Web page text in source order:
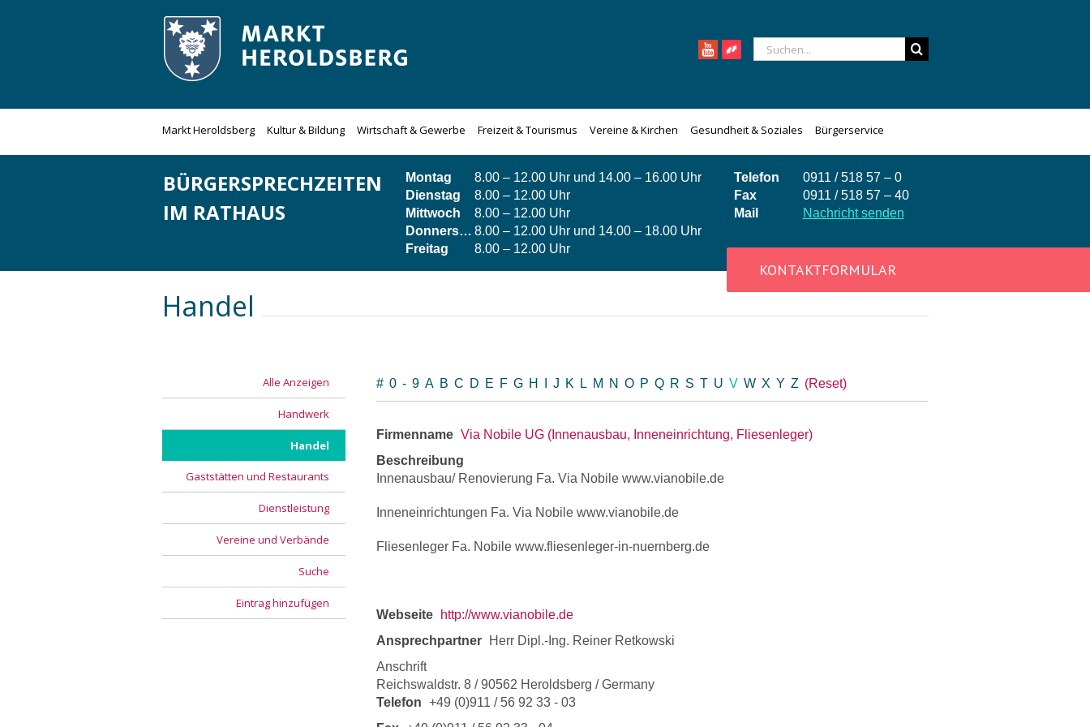
Suche
nach:
Markt Heroldsberg Kultur & Bildung Wirtschaft & Gewerbe Freizeit & Tourismus Vereine & Kirchen Gesundheit & Soziales Bürgerservice
BÜRGERSPRECHZEITEN
IM RATHAUS
Montag
8.00 – 12.00 Uhr und 14.00 – 16.00 Uhr
Dienstag
8.00 – 12.00 Uhr
Mittwoch
8.00 – 12.00 Uhr
Donnerstag 8.00 – 12.00 Uhr und 14.00 – 18.00 Uhr
Freitag
8.00 – 12.00 Uhr
Telefon
0911 / 518 57 – 0
Fax
0911 / 518 57 – 40
Mail
Nachricht senden
KONTAKTFORMULAR
Handel
Alle Anzeigen
Handwerk
Handel
Gaststätten und Restaurants
Dienstleistung
Vereine und Verbände
Suche
Eintrag hinzufügen
#0-9A BC D E FG H IJ K L M NO PQ R ST UVW XYZ (Reset)
Firmenname Via Nobile UG (Innenausbau, Inneneinrichtung, Fliesenleger)
Beschreibung
Innenausbau/ Renovierung Fa. Via Nobile www.vianobile.de
Inneneinrichtungen Fa. Via Nobile www.vianobile.de
Fliesenleger Fa. Nobile www.fliesenleger-in-nuernberg.de
Webseite
http://www.vianobile.de
Ansprechpartner
Herr Dipl.-Ing. Reiner Retkowski
Anschrift
Reichswaldstr. 8 / 90562 Heroldsberg / Germany
Telefon +49 (0)911 / 56 92 33 - 03